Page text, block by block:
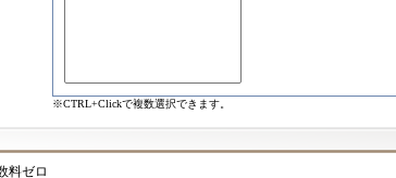
※CTRL+Clickで複数選択できます。
料ゼロ